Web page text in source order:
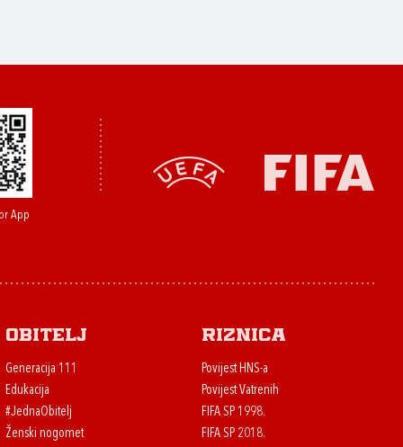
App
Obitelj
Generacija 111
Edukacija
#JednaObitelj
Ženski nogomet
Riznica
Povijest HNS-a
Povijest Vatrenih
FIFA SP 1998.
FIFA SP 2018.